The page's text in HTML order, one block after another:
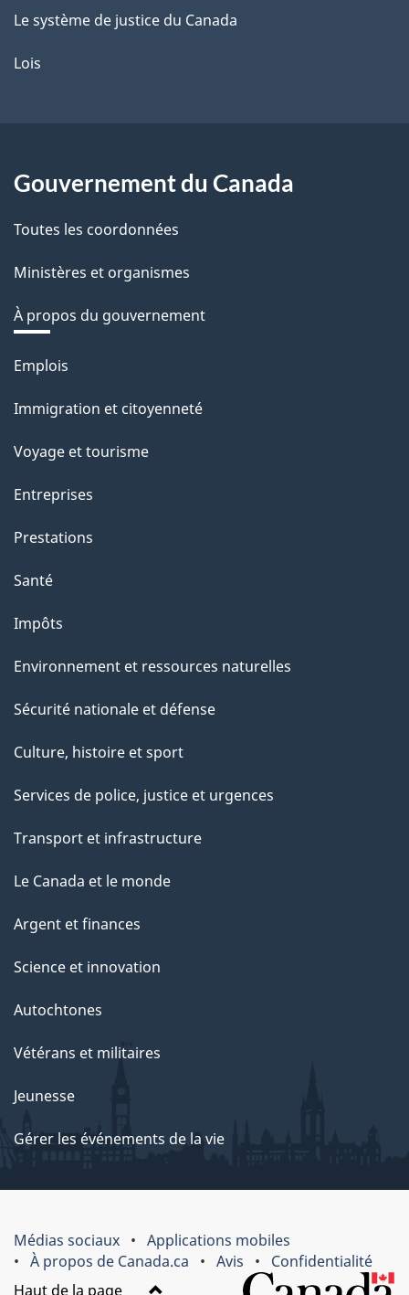
Le système de justice du Canada
Lois
Gouvernement du Canada
Toutes les coordonnées
Ministères et organismes
À propos du gouvernement
Thèmes
sujets
Emplois
Immigration et citoyenneté
Voyage et tourisme
Entreprises
Prestations
Santé
Impôts
Environnement et ressources naturelles
Sécurité nationale et défense
Culture, histoire et sport
Services de police, justice et urgences
Transport et infrastructure
Le Canada et le monde
Argent et finances
Science et innovation
Autochtones
Vétérans et militaires
Jeunesse
Gérer les événements de la vie
Médias sociaux
Applications mobiles
À propos de Canada.ca
Avis
Confidentialité
Haut de la page